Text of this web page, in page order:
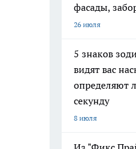
фасады,
26 июля
5 знаков
видят вас
определяют
секунду
8 июля